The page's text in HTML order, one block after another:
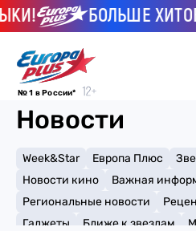
БОЛЬШЕ
№ 1 в России*
Новости
Week&Star Европа Плюс
Новости кино
Важная
Региональные новости
Гаджеты
Ближе к звездам